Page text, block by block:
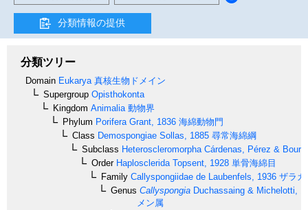
分類情報の提供
分類ツリー
Domain Eukarya 真核生物ドメイン
Supergroup Opisthokonta
Kingdom Animalia 動物界
Phylum Porifera Grant, 1836 海綿動物門
Class Demospongiae Sollas, 1885 尋常海綿綱
Subclass Heteroscleromorpha Cárdenas, Pérez &
OrderHaplosclerida Topsent, 1928 単骨海綿目
Family Callyspongiidae de Laubenfels, 1936 ザラカ
Genus Callyspongia Duchassaing & Michelotti,
メン属